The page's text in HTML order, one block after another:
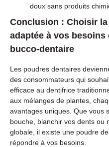
doux sans produits
Conclusion : Choisir
adaptée à vos besoins
bucco-dentaire
Les poudres dentaires
des consommateurs qui
efficace au dentifrice
aux mélanges de plantes,
avantages uniques. Que vous
bouche, blanchir vos dents ou
globale, il existe une poudre
répondre à vos besoins.